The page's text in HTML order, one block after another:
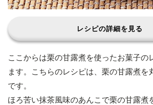
レシピの詳細を見る
ここからは栗の甘露煮を使ったお菓子の
ます。こちらのレシピは、栗の甘露煮を
です。
ほろ苦い抹茶風味のあんこで栗の甘露煮